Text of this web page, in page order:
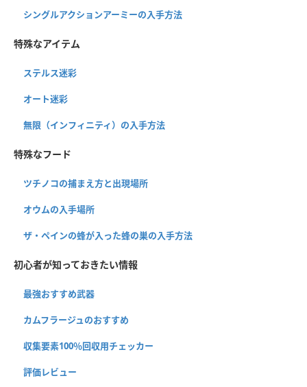
シングルアクションアーミーの入手方法
特殊なアイテム
ステルス迷彩
オート迷彩
無限（インフィニティ）の入手方法
特殊なフード
ツチノコの捕まえ方と出現場所
オウムの入手場所
ザ・ペインの蜂が入った蜂の巣の入手方法
初心者が知っておきたい情報
最強おすすめ武器
カムフラージュのおすすめ
収集要素100％回収用チェッカー
評価レビュー